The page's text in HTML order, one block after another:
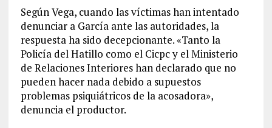
Según Vega, cuando las víctimas han intentado
denunciar a García ante las autoridades, la
respuesta ha sido decepcionante. «Tanto la
Policía del Hatillo como el Cicpc y el Ministerio
de Relaciones Interiores han declarado que no
pueden hacer nada debido a supuestos
problemas psiquiátricos de la acosadora»,
denuncia el productor.